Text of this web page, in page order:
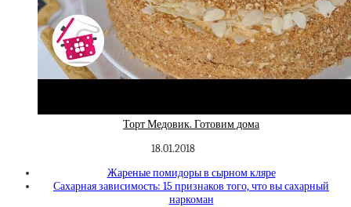
Торт Медовик. Готовим дома
18.01.2018
Жареные помидоры в сырном кляре
Сахарная зависимость: 15 признаков того, что вы сахарный
наркоман